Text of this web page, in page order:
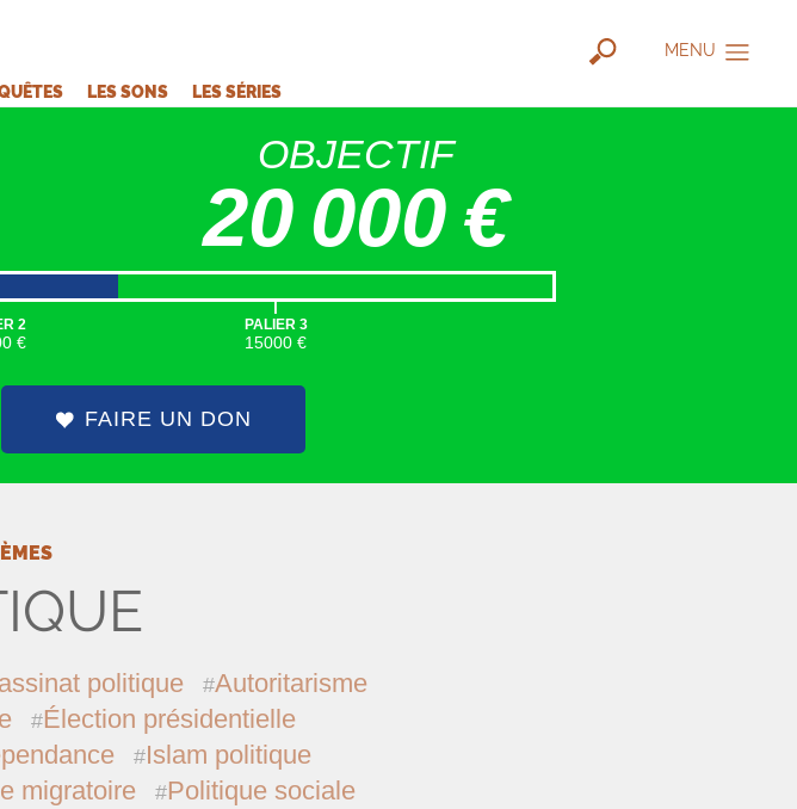
MENU
LES SONS LES SÉRIES
OBJECTIF
20 000 €
2
€
|
PALIER 3
15000 €
FAIRE UN DON
politique
Autoritarisme
Élection présidentielle
Islam politique
migratoire
Politique sociale